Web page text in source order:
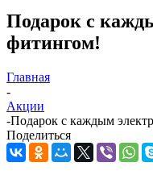
Подарок с
фитингом!
Главная
-
Акции
-Подарок с каждым
Поделиться